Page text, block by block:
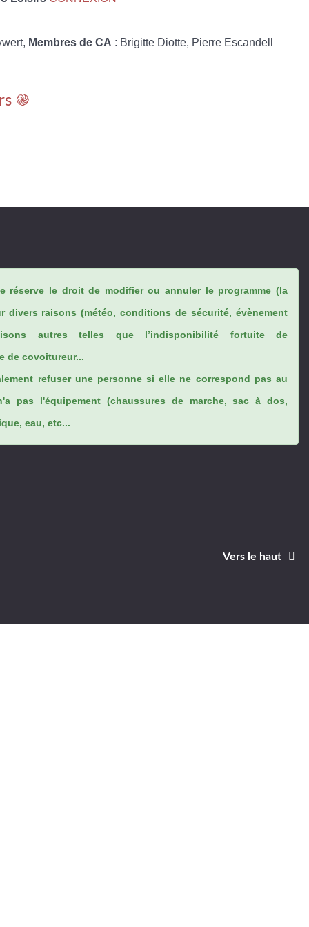
Membres de CA : Brigitte Diotte, Pierre Escandell
֎
réserve le droit de modifier ou annuler le programme (la
divers raisons (météo, conditions de sécurité, évènement
autres telles que l’indisponibilité fortuite de
de covoitureur...
refuser une personne si elle ne correspond pas au
pas l'équipement (chaussures de marche, sac à dos,
eau, etc...
Vers le haut